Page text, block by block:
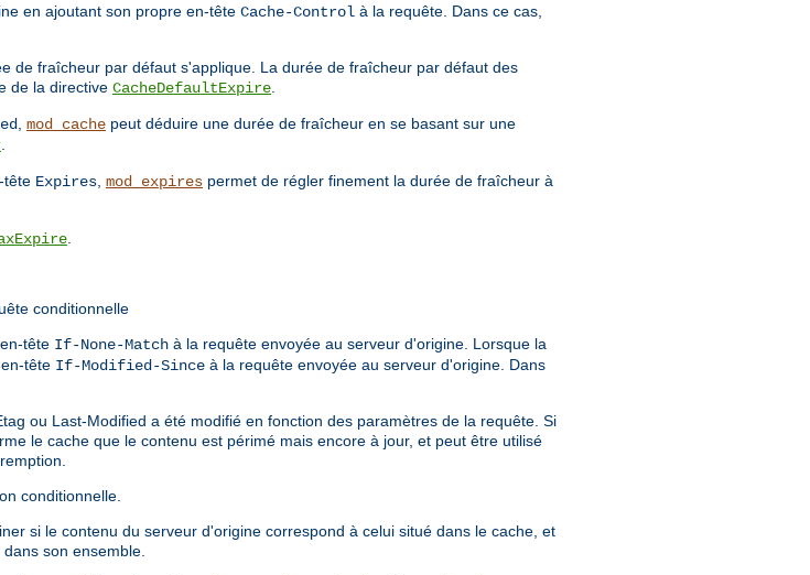
en ajoutant son propre en-tête Cache-Control à la requête. Dans ce cas,
de fraîcheur par défaut s'applique. La durée de fraîcheur par défaut des
de la directive CacheDefaultExpire
mod_cache peut déduire une durée de fraîcheur en se basant sur une
tête Expires mod_expires permet de régler finement la durée de fraîcheur à
conditionnelle
tête If-None-Match à la requête envoyée au serveur d'origine. Lorsque la
tête If-Modified-Since à la requête envoyée au serveur d'origine. Dans
ou Last-Modified a été modifié en fonction des paramètres de la requête. Si
le cache que le contenu est périmé mais encore à jour, et peut être utilisé
conditionnelle.
si le contenu du serveur d'origine correspond à celui situé dans le cache, et
son ensemble.